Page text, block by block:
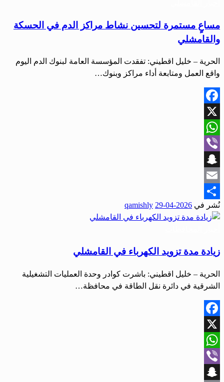
مساعٍ مستمرة لتحسين نشاط مراكز الدم في الحسكة
والقامشلي
الحرية – خليل اقطيني: تفقدت المؤسسة العامة لبنوك الدم اليوم
واقع العمل ومتابعة أداء مراكز وبنوك…
Facebook
X
WhatsApp
Viber
Snapchat
Email
Share
نُشر في 2026-04-29
qamishly
زيادة مدة تزويد الكهرباء في القامشلي
الحرية – خليل اقطيني: باشرت كوادر وحدة العمليات التشغيلية
الشرقية في دائرة نقل الطاقة في محافظة…
Facebook
X
WhatsApp
Viber